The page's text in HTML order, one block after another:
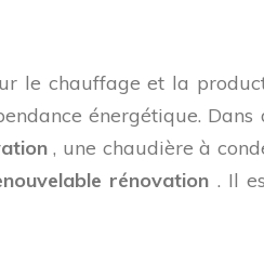
le chauffage et la
énergétique. Dans
, une chaudière à
rénovation . Il